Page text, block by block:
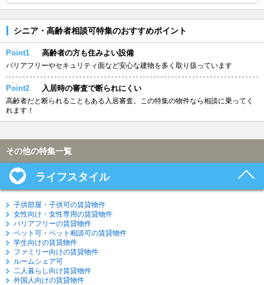
シニア・高齢者相談可特集のおすすめポイント
Point1 高齢者の方も住みよい設備
バリアフリーやセキュリティ面など安心な建物を多く取り扱っています
Point2 入居時の審査で断られにくい
高齢者だと断られることもある入居審査。この特集の物件なら相談に乗ってく
れます！
その他の特集一覧
ライフスタイル
子供部屋・子供可の賃貸物件
女性向け・女性専用の賃貸物件
バリアフリーの賃貸物件
ペット可・ペット相談可の賃貸物件
学生向けの賃貸物件
ファミリー向けの賃貸物件
ルームシェア可
二人暮らし向け賃貸物件
外国人向けの賃貸物件